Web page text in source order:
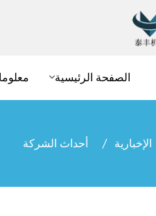
الصفحة الرئيسية
الإخبارية أحداث الشركة